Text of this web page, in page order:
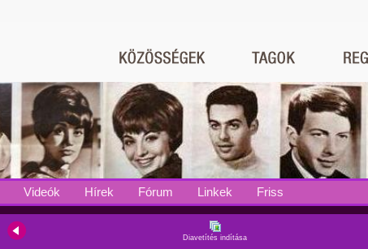
Videók Hírek Fórum Linkek Friss
Diavetítés indítása